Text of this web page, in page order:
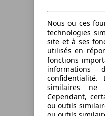
Nous ou ces
technologies
site et à ses
utilisés en
fonctions
confidentialité.
similaires ne
Cependant,
ou outils